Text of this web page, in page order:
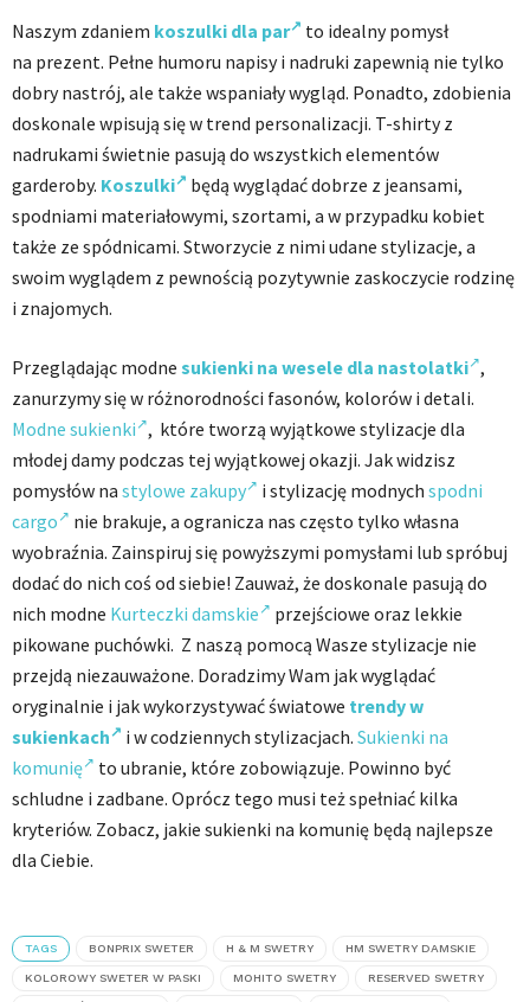
Naszym zdaniem koszulki dla par
to idealny pomysł
na prezent. Pełne humoru napisy i nadruki zapewnią nie tylko
dobry nastrój, ale także wspaniały wygląd. Ponadto, zdobienia
doskonale wpisują się w trend personalizacji. T-shirty z
nadrukami świetnie pasują do wszystkich elementów
garderoby. Koszulki
będą wyglądać dobrze z jeansami,
spodniami materiałowymi, szortami, a w przypadku kobiet
także ze spódnicami. Stworzycie z nimi udane stylizacje, a
swoim wyglądem z pewnością pozytywnie zaskoczycie rodzinę
i znajomych.
Przeglądając modne sukienki na wesele dla nastolatki ,
zanurzymy się w różnorodności fasonów, kolorów i detali.
Modne sukienki , które tworzą wyjątkowe stylizacje dla
młodej damy podczas tej wyjątkowej okazji. Jak widzisz
pomysłów na stylowe zakupy i stylizację modnych spodni
cargo
nie brakuje, a ogranicza nas często tylko własna
wyobraźnia. Zainspiruj się powyższymi pomysłami lub spróbuj
dodać do nich coś od siebie! Zauważ, że doskonale pasują do
nich modne Kurteczki damskie
przejściowe oraz lekkie
pikowane puchówki. Z naszą pomocą Wasze stylizacje nie
przejdą niezauważone. Doradzimy Wam jak wyglądać
oryginalnie i jak wykorzystywać światowe trendy w
sukienkach
i w codziennych stylizacjach. Sukienki na
komunię
to ubranie, które zobowiązuje. Powinno być
schludne i zadbane. Oprócz tego musi też spełniać kilka
kryteriów. Zobacz, jakie sukienki na komunię będą najlepsze
dla Ciebie.
TAGS BONPRIX SWETER H & M SWETRY HM SWETRY DAMSKIE
KOLOROWY SWETER W PASKI MOHITO SWETRY RESERVED SWETRY